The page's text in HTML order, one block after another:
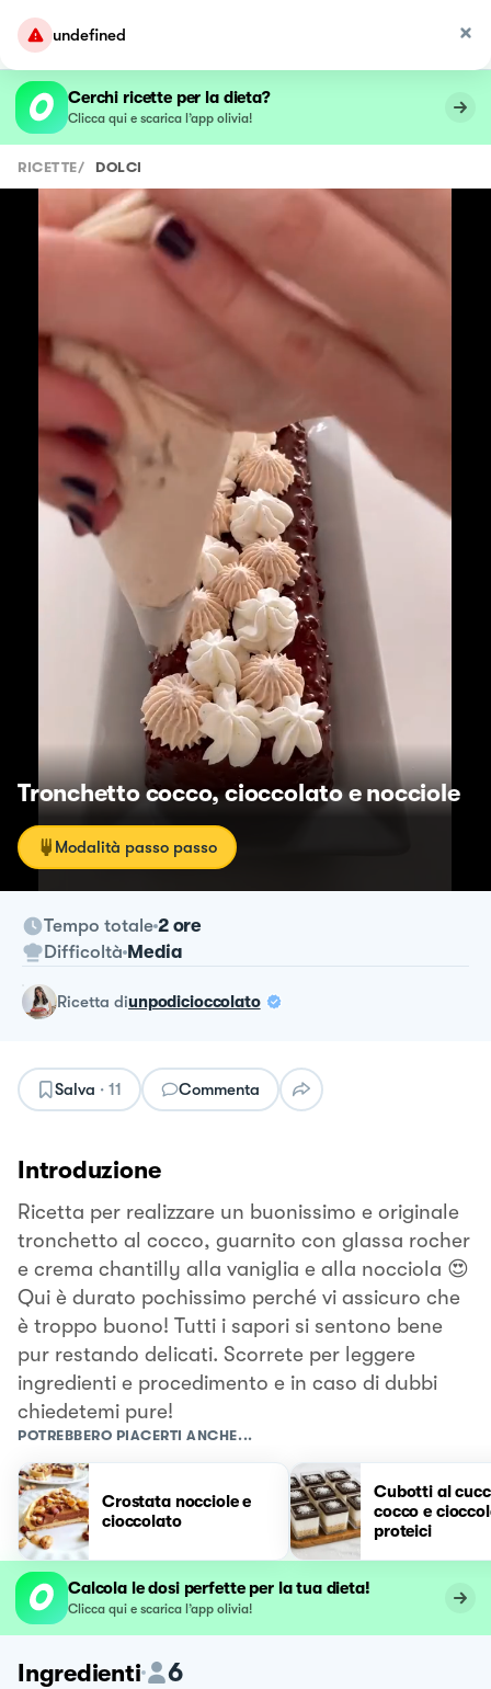
undefined
Cerchi ricette per la dieta?
Clicca qui e scarica l’app olivia!
RICETTE/ DOLCI
Tronchetto cocco, cioccolato e nocciole
Modalità passo passo
Tempo totale 2 ore
Difficoltà Media
ricetta diunpodicioccolato
Salva · 11 Commenta
Introduzione
Ricetta per realizzare un buonissimo e originale
tronchetto al cocco, guarnito con glassa rocher
e crema chantilly alla vaniglia e alla nocciola 😍
Qui è durato pochissimo perché vi assicuro che
è troppo buono! Tutti i sapori si sentono bene
pur restando delicati. Scorrete per leggere
ingredienti e procedimento e in caso di dubbi
chiedetemi pure!
POTREBBERO PIACERTI ANCHE...
Crostata nocciole e
cioccolato
Cubotti al
cocco e
proteici
Calcola le dosi perfette per la tua dieta!
Clicca qui e scarica l’app olivia!
Ingredienti 6